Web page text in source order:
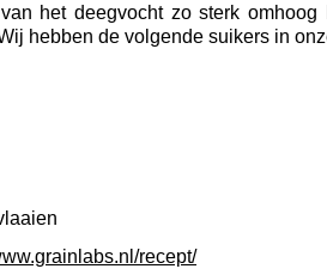
het deegvocht zo sterk
hebben de volgende suikers in
recept/